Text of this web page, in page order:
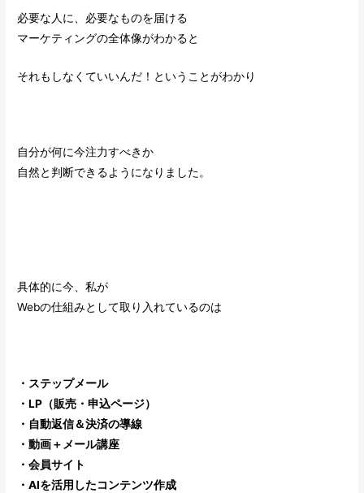
必要な人に、必要なものを届ける
マーケティングの全体像がわかると
それもしなくていいんだ！ということがわかり
自分が何に今注力すべきか
自然と判断できるようになりました。
具体的に今、私が
Webの仕組みとして取り入れているのは
・ステップメール
・LP（販売・申込ページ）
・自動返信＆決済の導線
・動画＋メール講座
・会員サイト
・AIを活用したコンテンツ作成